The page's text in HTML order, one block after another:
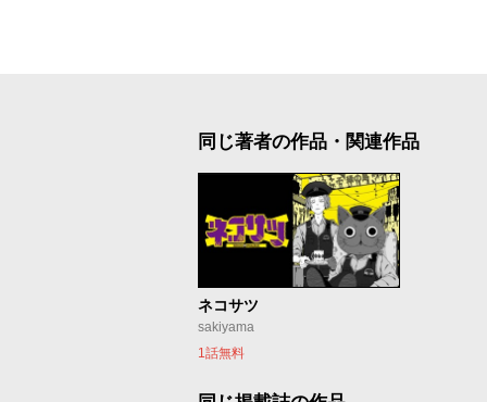
同じ著者の作品・関連作品
ネコサツ
sakiyama
1話無料